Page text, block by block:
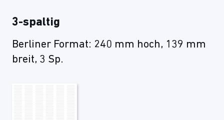
3-spaltig
Berliner Format: 240 mm hoch, 139 mm
breit, 3 Sp.